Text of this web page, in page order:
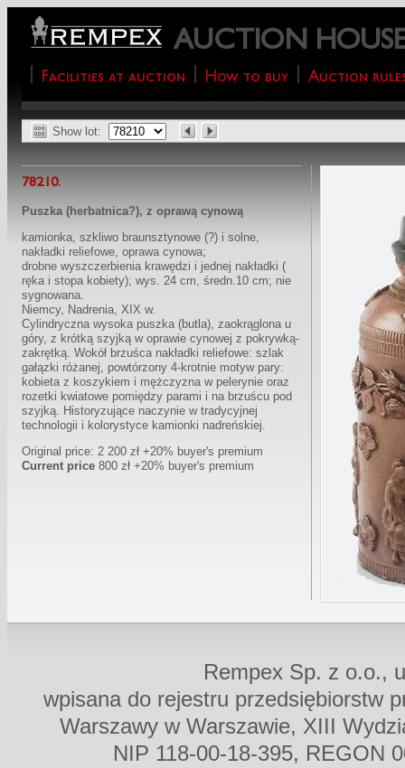
AUCTION
Facilities at auction How to buy Auction
Show lot:
78210.
Puszka (herbatnica?), z oprawą cynową
kamionka, szkliwo braunsztynowe (?) i solne,
nakładki reliefowe, oprawa cynowa;
drobne wyszczerbienia krawędzi i jednej nakładki (
ręka i stopa kobiety); wys. 24 cm, średn.10 cm; nie
sygnowana.
Niemcy, Nadrenia, XIX w.
Cylindryczna wysoka puszka (butla), zaokrąglona u
góry, z krótką szyjką w oprawie cynowej z pokrywką-
zakrętką. Wokół brzuśca nakładki reliefowe: szlak
gałązki różanej, powtórzony 4-krotnie motyw pary:
kobieta z koszykiem i mężczyzna w pelerynie oraz
rozetki kwiatowe pomiędzy parami i na brzuścu pod
szyjką. Historyzujące naczynie w tradycyjnej
technologii i kolorystyce kamionki nadreńskiej.
Original price: 2 200 zł +20% buyer's premium
Current price 800 zł +20% buyer's premium
Rempex Sp. z o.o.,
wpisana do rejestru przedsiębiorstw
Warszawy w Warszawie, XIII
NIP 118-00-18-395, REGON